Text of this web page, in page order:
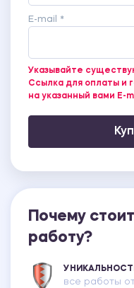
E-mail *
Указывайте
Ссылка для оплаты и
на указанный вами E-
Почему
работу?
все работы